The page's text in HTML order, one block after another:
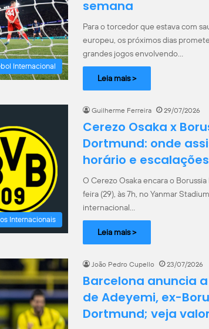
Internacional
semana
Para o torcedor que estava com
europeu, os próximos dias
grandes jogos envolvendo…
Leia mais >
Internacionais
Guilherme Ferreira 29/07/2026
Cerezo Osaka x
Dortmund: onde
horário e escalações
O Cerezo Osaka encara o
feira (29), às 7h, no Yanmar
internacional…
Leia mais >
João Pedro Cupello 23/07/2026
Barcelona anuncia
de Adeyemi, ex-
Dortmund; veja